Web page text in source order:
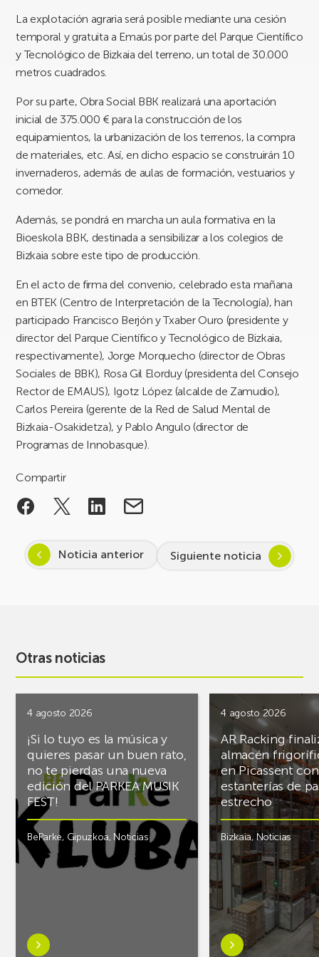
La explotación agraria será posible mediante una cesión
temporal y gratuita a Emaús por parte del Parque Científico
y Tecnológico de Bizkaia del terreno, un total de 30.000
metros cuadrados.
Por su parte, Obra Social BBK realizará una aportación
inicial de 375.000 € para la construcción de los
equipamientos, la urbanización de los terrenos, la compra
de materiales, etc. Así, en dicho espacio se construirán 10
invernaderos, además de aulas de formación, vestuarios y
comedor.
Además, se pondrá en marcha un aula formativa en la
Bioeskola BBK, destinada a sensibilizar a los colegios de
Bizkaia sobre este tipo de producción.
En el acto de firma del convenio, celebrado esta mañana
en BTEK (Centro de Interpretación de la Tecnología), han
participado Francisco Berjón y Txaber Ouro (presidente y
director del Parque Científico y Tecnológico de Bizkaia,
respectivamente), Jorge Morquecho (director de Obras
Sociales de BBK), Rosa Gil Elorduy (presidenta del Consejo
Rector de EMAUS), Igotz López (alcalde de Zamudio),
Carlos Pereira (gerente de la Red de Salud Mental de
Bizkaia-Osakidetza), y Pablo Angulo (director de
Programas de Innobasque).
Compartir
Noticia anterior Siguiente noticia
Otras noticias
4 agosto 2026
¡Si lo tuyo es la música y
quieres pasar un buen rato,
no te pierdas una nueva
edición del PARKEA MUSIK
FEST!
BeParke, Gipuzkoa, Noticias
Saber
4 agosto 2026
AR Racking
almacén
en Picassent con
estanterías de
estrecho
Bizkaia,Noticias
Saber